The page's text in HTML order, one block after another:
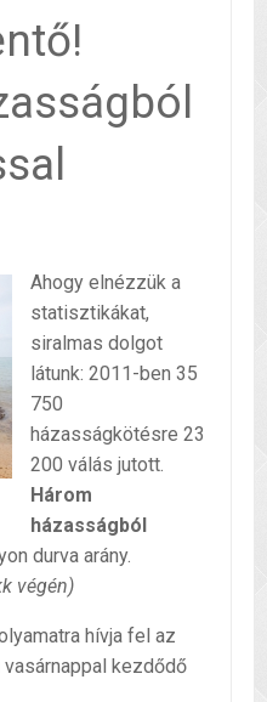
Ahogy elnézzük a
statisztikákat,
siralmas dolgot
látunk: 2011-ben 35
750
házasságkötésre 23
200 válás jutott.
Három
házasságból
durva arány.
végén)
hívja fel az
kezdődő